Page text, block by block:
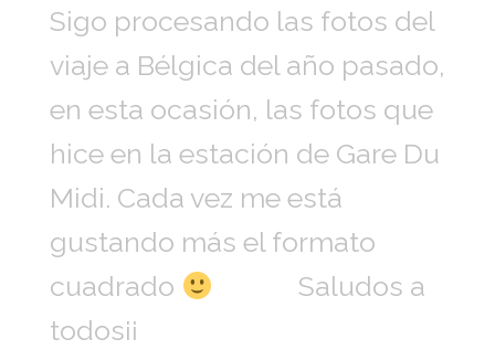
Sigo procesando las fotos del
viaje a Bélgica del año pasado,
en esta ocasión, las fotos que
hice en la estación de Gare Du
Midi. Cada vez me está
gustando más el formato
cuadrado
Saludos a
todos¡¡